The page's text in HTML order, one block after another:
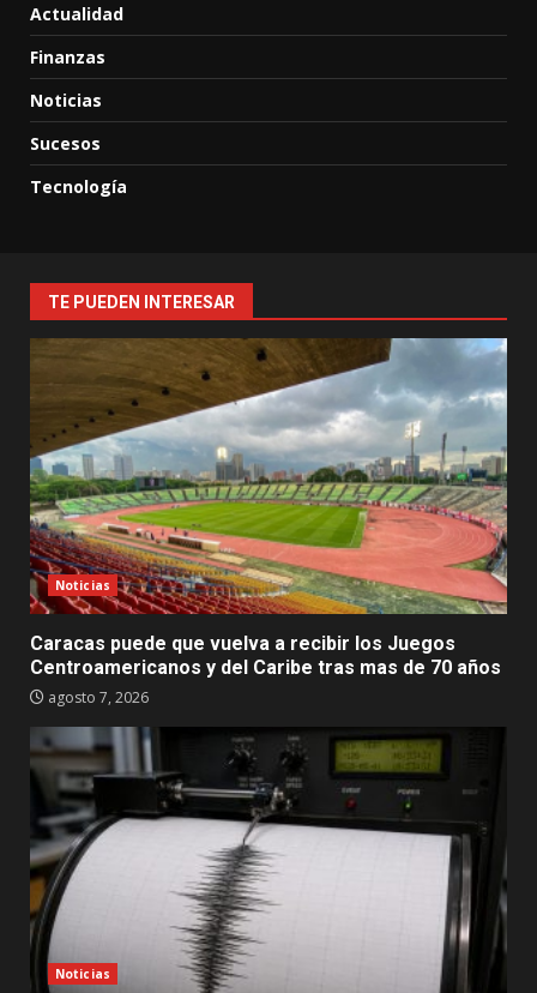
Actualidad
Finanzas
Noticias
Sucesos
Tecnología
TE PUEDEN INTERESAR
Noticias
Caracas puede que vuelva a recibir los Juegos
Centroamericanos y del Caribe tras mas de 70 años
agosto 7, 2026
Noticias